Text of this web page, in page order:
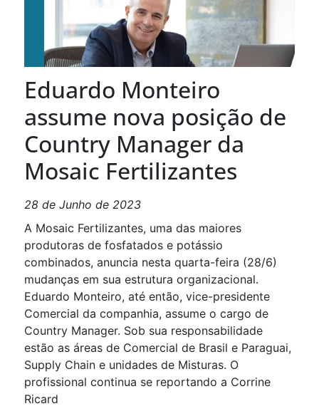
Eduardo Monteiro
assume nova posição de
Country Manager da
Mosaic Fertilizantes
28 de Junho de 2023
A Mosaic Fertilizantes, uma das maiores
produtoras de fosfatados e potássio
combinados, anuncia nesta quarta-feira (28/6)
mudanças em sua estrutura organizacional.
Eduardo Monteiro, até então, vice-presidente
Comercial da companhia, assume o cargo de
Country Manager. Sob sua responsabilidade
estão as áreas de Comercial de Brasil e Paraguai,
Supply Chain e unidades de Misturas. O
profissional continua se reportando a Corrine
Ricard